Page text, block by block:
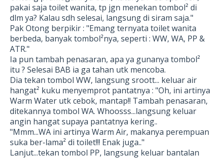
pakai saja toilet wanita, tp jgn menekan tombol² di
dlm ya? Kalau sdh selesai, langsung di siram saja."
Pak Otong berpikir : "Emang ternyata toilet wanita
berbeda, banyak tombol²nya, seperti : WW, WA, PP &
ATR."
Ia pun tambah penasaran, apa ya gunanya tombol²
itu ? Selesai BAB ia ga tahan utk mencoba.
Dia tekan tombol WW, langsung sroott... keluar air
hangat² kuku menyemprot pantatnya : "Oh, ini artinya
Warm Water utk cebok, mantap!! Tambah penasaran,
ditekannya tombol WA. Whoosss...langsung keluar
angin hangat supaya pantatnya kering..
"Mmm...WA ini artinya Warm Air, makanya perempuan
suka ber-lama² di toilet!!! Enak juga.."
Lanjut...tekan tombol PP, langsung keluar bantalan